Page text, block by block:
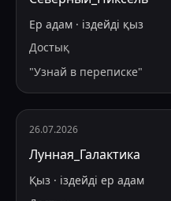
Ер адам · іздейді қыз
Достық
"Узнай в переписке"
26.07.2026
Лунная_Галактика
Қыз · іздейді ер адам